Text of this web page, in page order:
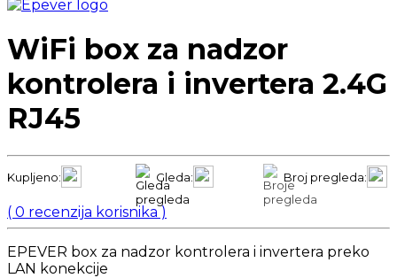
WiFi box za nadzor
kontrolera i invertera 2.4G
RJ45
Kupljeno: Gleda: Broj pregleda:
( 0 recenzija korisnika )
EPEVER box za nadzor kontrolera i invertera preko
LAN konekcije